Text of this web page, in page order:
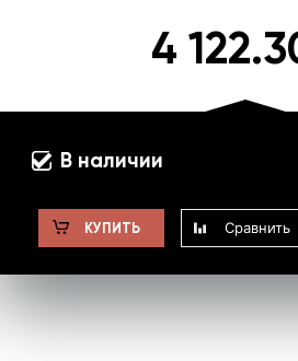
4
В наличии
КУПИТЬ Сравнить